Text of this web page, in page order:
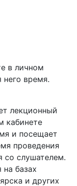
в личном
него время.
лекционный
кабинете
и посещает
проведения
со слушателем.
на базах
и других